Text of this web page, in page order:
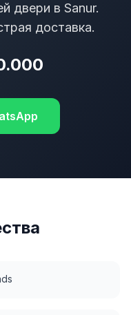
двери в Sanur.
доставка.